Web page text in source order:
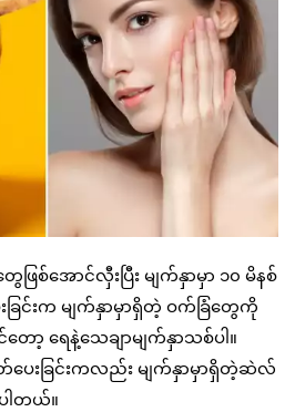
ြစ်အောင်လှီးပြီး မျက်နှာမှာ ၁၀ မိနစ်
ြင်းက မျက်နှာမှာရှိတဲ့ ဝက်ခြံတွေကို
ော့ ရေနဲ့သေချာမျက်နှာသစ်ပါ။
ေးခြင်းကလည်း မျက်နှာမှာရှိတဲ့ဆဲလ်
ါတယ်။